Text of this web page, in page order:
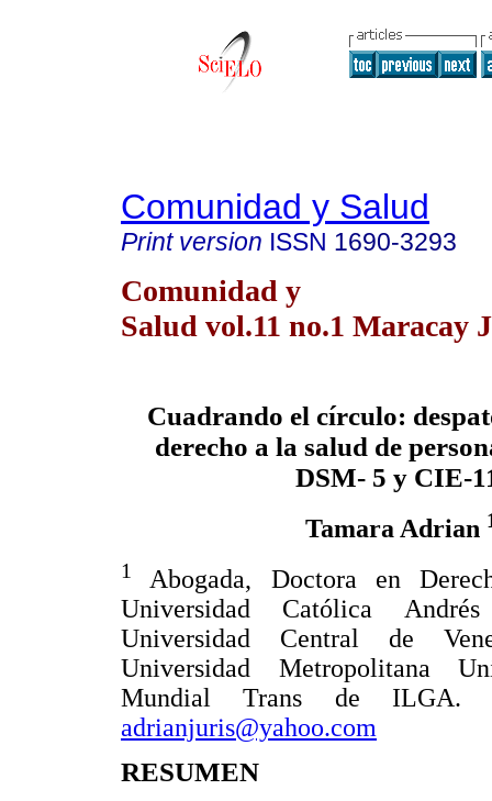
Comunidad y Salud
Print version ISSN 1690-3293
Comunidad y
Salud vol.11 no.1 Maracay
Cuadrando el círculo:
derecho a la salud de
DSM- 5 y CIE-
Tamara Adrian
1 Abogada, Doctora en
Universidad Católica
Universidad Central de
Universidad Metropolitana
Mundial Trans de ILGA.
adrianjuris@yahoo.com
RESUMEN